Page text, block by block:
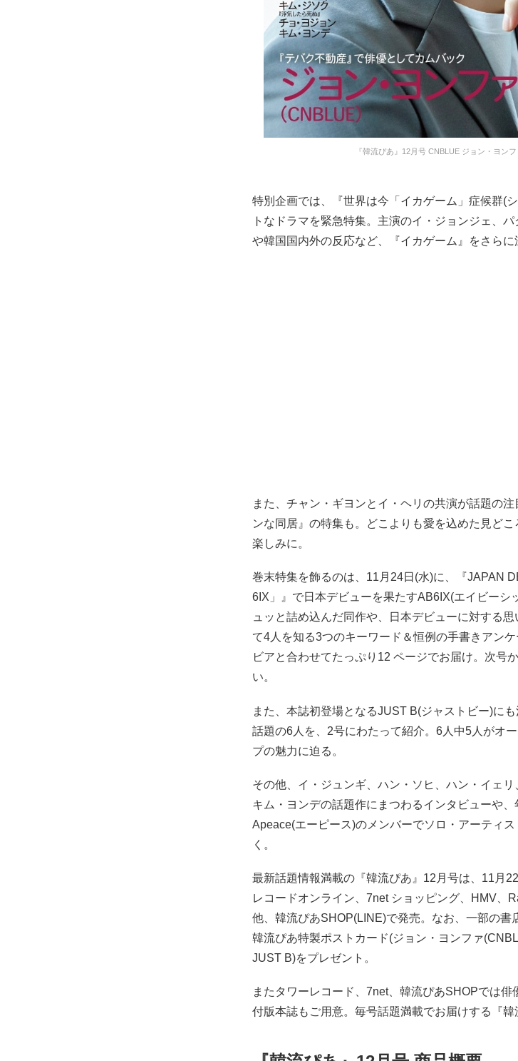
『韓流ぴあ』12月号 CNBLUE ジョン・ヨン
特別企画では、『世界は今「イカゲーム」症候群(
トなドラマを緊急特集。主演のイ・ジョンジェ、
や韓国国内外の反応など、『イカゲーム』をさらに
また、チャン・ギヨンとイ・ヘリの共演が話題の
ンな同居』の特集も。どこよりも愛を込めた見ど
楽しみに。
巻末特集を飾るのは、11月24日(水)に、『JAPAN
6IX」』で日本デビューを果たすAB6IX(エイビーシ
ュッと詰め込んだ同作や、日本デビューに対する
て4人を知る3つのキーワード＆恒例の手書きアン
ビアと合わせてたっぷり12 ページでお届け。次号
い。
また、本誌初登場となるJUST B(ジャストビー)に
話題の6人を、2号にわたって紹介。6人中5人がオ
プの魅力に迫る。
その他、イ・ジュンギ、ハン・ソヒ、ハン・イェリ
キム・ヨンデの話題作にまつわるインタビューや
Apeace(エーピース)のメンバーでソロ・アーティ
く。
最新話題情報満載の『韓流ぴあ』12月号は、11月
レコードオンライン、7net ショッピング、HMV、
他、韓流ぴあSHOP(LINE)で発売。なお、一部の書
韓流ぴあ特製ポストカード(ジョン・ヨンファ
JUST B)をプレゼント。
またタワーレコード、7net、韓流ぴあSHOPでは
付版本誌もご用意。毎号話題満載でお届けする『韓